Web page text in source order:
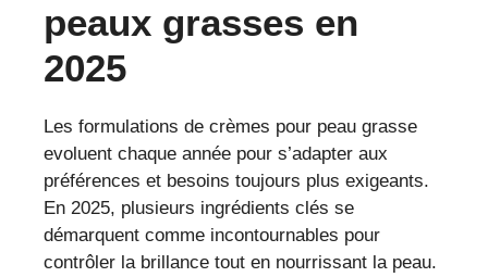
peaux grasses en
2025
Les formulations de crèmes pour peau grasse
evoluent chaque année pour s’adapter aux
préférences et besoins toujours plus exigeants.
En 2025, plusieurs ingrédients clés se
démarquent comme incontournables pour
contrôler la brillance tout en nourrissant la peau.